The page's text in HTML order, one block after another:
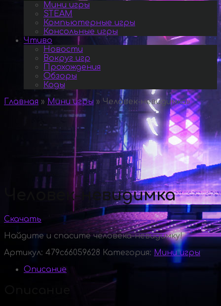
Мини игры
STEAM
Компьютерные игры
Консольные игры
Чтиво
Новости
Вокруг игр
Прохождения
Обзоры
Коды
Главная » Мини игры » Человек-невидимка»
Человек-невидимка
Скачать
Найдите и спасите человека-невидимку!
Артикул: 479c66059628 Категория: Мини игры
Описание